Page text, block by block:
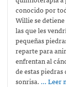
conocido por
Willie se
las que les
pequeñas
reparte para
enfrentan al
de estas
sonrisa. … Leer